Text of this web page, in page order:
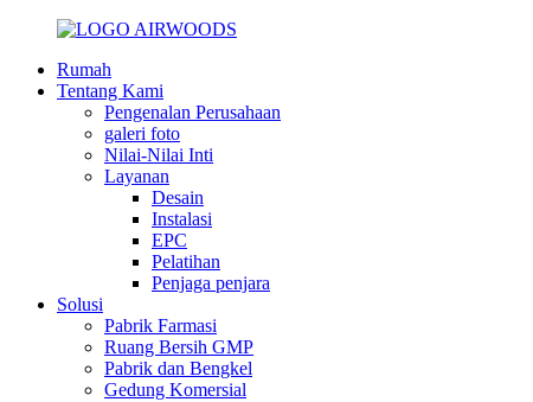
Rumah
Tentang Kami
Pengenalan Perusahaan
galeri foto
Nilai-Nilai Inti
Layanan
Desain
Instalasi
EPC
Pelatihan
Penjaga penjara
Solusi
Pabrik Farmasi
Ruang Bersih GMP
Pabrik dan Bengkel
Gedung Komersial